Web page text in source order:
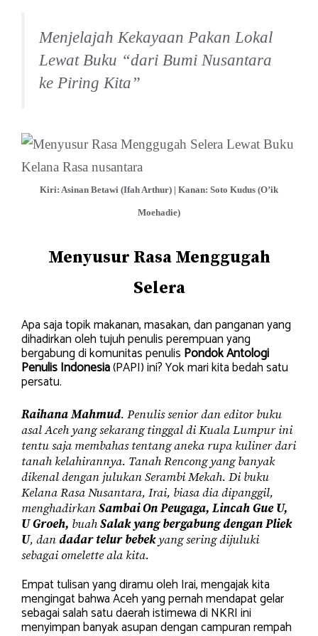
Menjelajah Kekayaan Pakan Lokal
Lewat Buku “dari Bumi Nusantara
ke Piring Kita”
Kiri: Asinan Betawi (Ifah Arthur) | Kanan: Soto Kudus (O’ik
Moehadie)
Menyusur Rasa Menggugah
Selera
Apa saja topik makanan, masakan, dan panganan yang
dihadirkan oleh tujuh penulis perempuan yang
bergabung di komunitas penulis Pondok Antologi
Penulis Indonesia(PAPI) ini? Yok mari kita bedah satu
persatu.
Raihana Mahmud. Penulis senior dan editor buku
asal Aceh yang sekarang tinggal di Kuala Lumpur ini
tentu saja membahas tentang aneka rupa kuliner dari
tanah kelahirannya. Tanah Rencong yang banyak
dikenal dengan julukan Serambi Mekah. Di buku
Kelana Rasa Nusantara, Irai, biasa dia dipanggil,
menghadirkanSambai On Peugaga, Lincah Gue U,
U Groeh, buahSalak yang bergabung dengan Pliek
U, dandadar telur bebekyang sering dijuluki
sebagai omelette ala kita.
Empat tulisan yang diramu oleh Irai, mengajak kita
mengingat bahwa Aceh yang pernah mendapat gelar
sebagai salah satu daerah istimewa di NKRI ini
menyimpan banyak asupan dengan campuran rempah